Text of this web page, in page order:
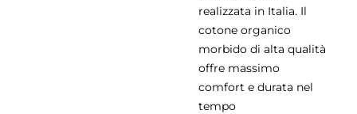
realizzata in Italia. Il
cotone organico
morbido di alta qualità
offre massimo
comfort e durata nel
tempo